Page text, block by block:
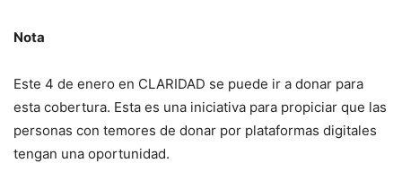
Nota
Este 4 de enero en CLARIDAD se puede ir a donar para
esta cobertura. Esta es una iniciativa para propiciar que las
personas con temores de donar por plataformas digitales
tengan una oportunidad.